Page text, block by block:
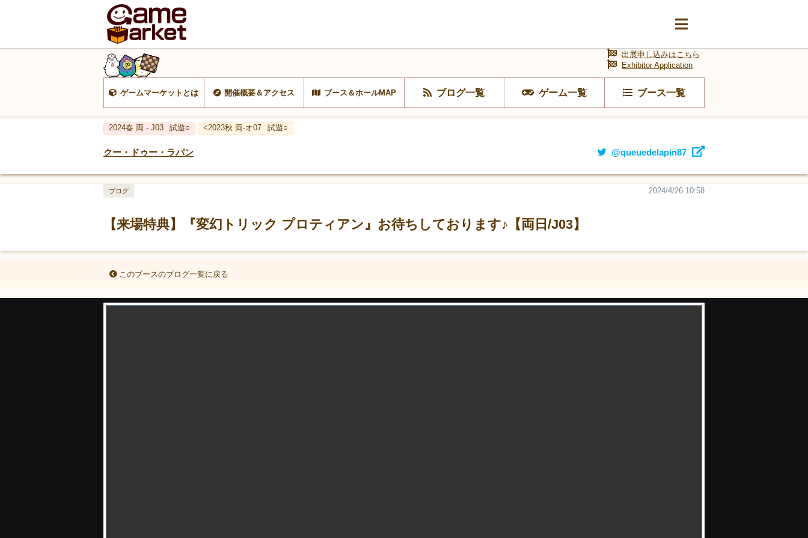
ゲームマーケットとは 開催概要＆アクセス ブース＆ホールMAP ブログ一覧 ゲーム一覧 ブース一覧
出展申し込みはこちら
Exhibitor Application
2024春 両 - J03 試遊○ <2023秋 両-オ07 試遊○
クー・ドゥー・ラパン @queuedelapin87
【来場特典】『変幻トリック プロティアン』お待ちしております♪【両日/J03】
2024/4/26 10:58
ブログ
このブースのブログ一覧に戻る